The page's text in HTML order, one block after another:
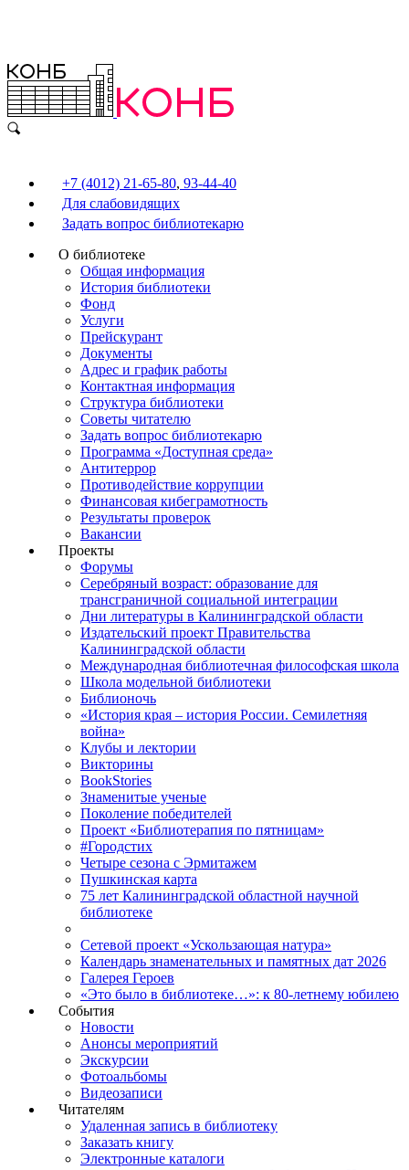
+7 (4012) 21-65-80, 93-44-40
Для слабовидящих
Задать вопрос библиотекарю
О библиотеке
Общая информация
История библиотеки
Фонд
Услуги
Прейскурант
Документы
Адрес и график работы
Контактная информация
Структура библиотеки
Советы читателю
Задать вопрос библиотекарю
Программа «Доступная среда»
Антитеррор
Противодействие коррупции
Финансовая кибеграмотность
Результаты проверок
Вакансии
Проекты
Форумы
Серебряный возраст: образование для
трансграничной социальной интеграции
Дни литературы в Калининградской области
Издательский проект Правительства
Калининградской области
Международная библиотечная философская школа
Школа модельной библиотеки
Библионочь
«История края – история России. Семилетняя
война»
Клубы и лектории
Викторины
BookStories
Знаменитые ученые
Поколение победителей
Проект «Библиотерапия по пятницам»
#Городстих
Четыре сезона с Эрмитажем
Пушкинская карта
75 лет Калининградской областной научной
библиотеке
Сетевой проект «Ускользающая натура»
Календарь знаменательных и памятных дат 2026
Галерея Героев
«Это было в библиотеке…»: к 80-летнему юбилею
События
Новости
Анонсы мероприятий
Экскурсии
Фотоальбомы
Видеозаписи
Читателям
Удаленная запись в библиотеку
Заказать книгу
Электронные каталоги